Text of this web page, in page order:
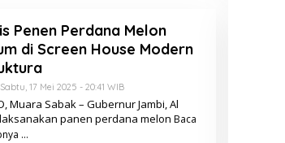
Penen Perdana Melon
di Screen House Modern
Sabtu, 17 Mei 2025 - 20:41 WIBO
E
H
Muara Sabak – Gubernur Jambi, Al
panen perdana melon Baca